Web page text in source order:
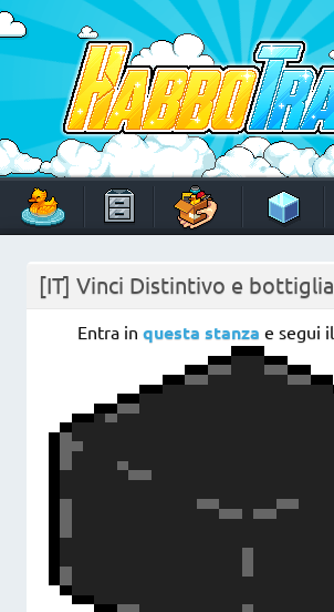
Skip
to
content
Un viaggio di pixel!
[IT] Vinci Distintivo e
Entra in questa stanza e segui il